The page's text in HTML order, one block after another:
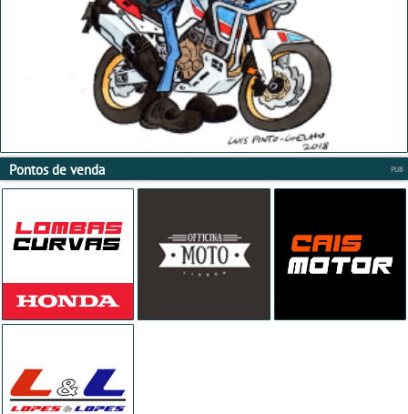
Pontos de venda